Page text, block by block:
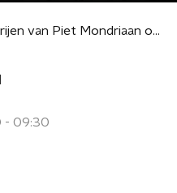
Twee schilderijen van Piet Mondriaan ontdekt
- 09:30